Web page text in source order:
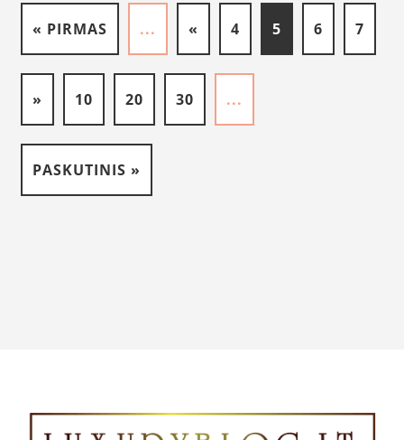
« PIRMAS ... « 4 5 6 7
» 10 20 30 ...
PASKUTINIS »